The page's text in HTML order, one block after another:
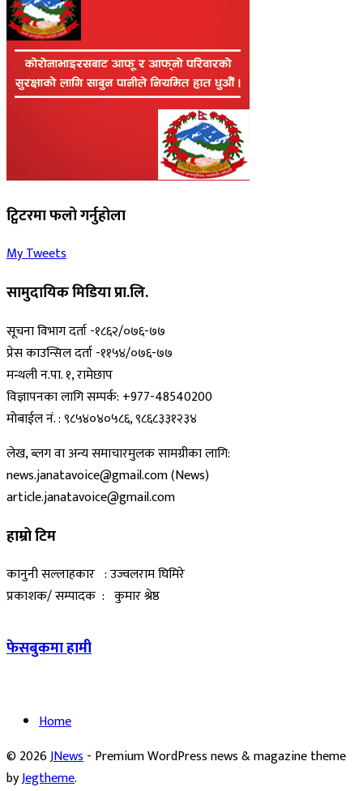
ट्विटरमा फलो गर्नुहोला
My Tweets
सामुदायिक मिडिया प्रा.लि.
सूचना विभाग दर्ता -१८६२/०७६-७७
प्रेस काउन्सिल दर्ता -११५४/०७६-७७
मन्थली न.पा. १, रामेछाप
विज्ञापनका लागि सम्पर्क: +977-48540200
मोबाईल नं. : ९८५४०४०५८६, ९८६८३३१२३४
लेख, ब्लग वा अन्य समाचारमुलक सामग्रीका लागि:
news.janatavoice@gmail.com (News)
article.janatavoice@gmail.com
हाम्रो टिम
कानुनी सल्लाहकार : उज्वलराम घिमिरे
प्रकाशक/ सम्पादक : कुमार श्रेष्ठ
फेसबुकमा हामी
Home
© 2026JNews- Premium WordPress news & magazine theme
byJegtheme.